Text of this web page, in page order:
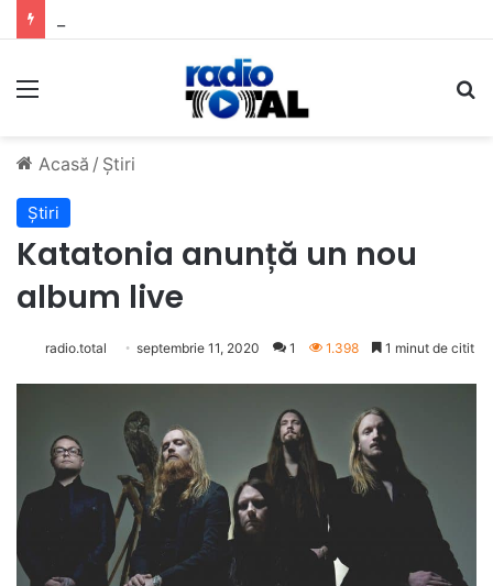
Meniu
Acasă / Știri
Știri
Katatonia anunță un nou
album live
radio.total septembrie 11, 2020 1 1.398 1 minut de citit